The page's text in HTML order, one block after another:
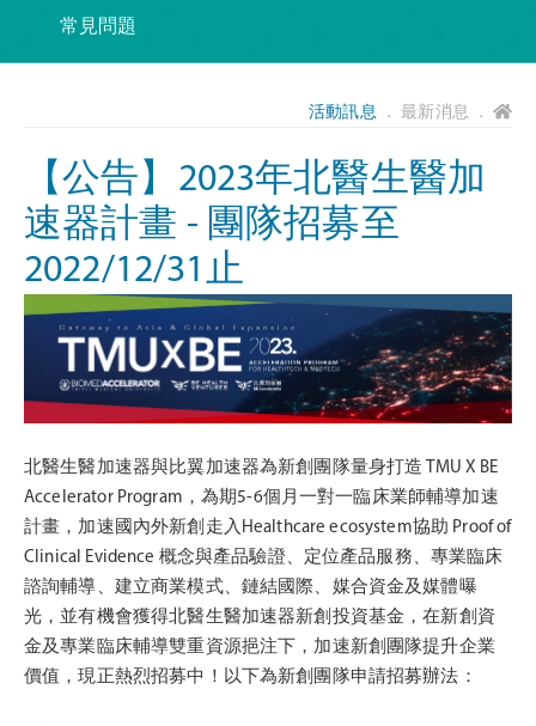
常見問題
活動訊息 ． 最新消息 ．
【公告】2023年北醫生醫加
速器計畫 - 團隊招募至
2022/12/31止
北醫生醫加速器與比翼加速器為新創團隊量身打造 TMU X BE
Accelerator Program，為期5-6個月一對一臨床業師輔導加速
計畫，加速國內外新創走入Healthcare ecosystem協助 Proof of
Clinical Evidence 概念與產品驗證、定位產品服務、專業臨床
諮詢輔導、建立商業模式、鏈結國際、媒合資金及媒體曝
光，並有機會獲得北醫生醫加速器新創投資基金，在新創資
金及專業臨床輔導雙重資源挹注下，加速新創團隊提升企業
價值，現正熱烈招募中！以下為新創團隊申請招募辦法：